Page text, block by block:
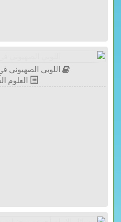
اللوبي الصهيوني
العلوم